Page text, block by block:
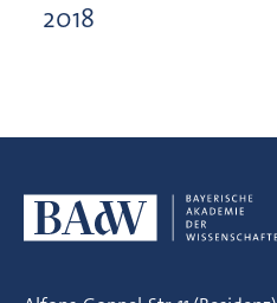
2018